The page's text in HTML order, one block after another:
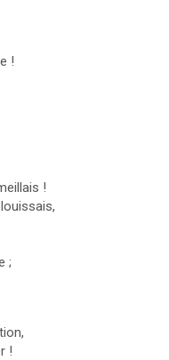
!
!
;
!